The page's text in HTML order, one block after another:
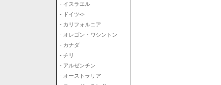
- イスラエル
- ドイツ->
- カリフォルニア
- オレゴン・ワシントン
- カナダ
- チリ
- アルゼンチン
- オーストラリア